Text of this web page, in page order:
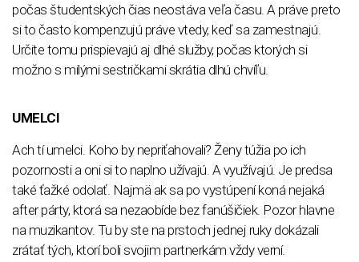
počas študentských čias neostáva veľa času. A práve preto
si to často kompenzujú práve vtedy, keď sa zamestnajú.
Určite tomu prispievajú aj dlhé služby, počas ktorých si
možno s milými sestričkami skrátia dlhú chvíľu.
UMELCI
Ach tí umelci. Koho by nepriťahovali? Ženy túžia po ich
pozornosti a oni si to naplno užívajú. A využívajú. Je predsa
také ťažké odolať. Najmä ak sa po vystúpení koná nejaká
after párty, ktorá sa nezaobíde bez fanúšičiek. Pozor hlavne
na muzikantov. Tu by ste na prstoch jednej ruky dokázali
zrátať tých, ktorí boli svojim partnerkám vždy verní.